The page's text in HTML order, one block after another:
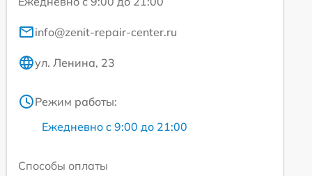
info@zenit-repair-center.ru
ул. Ленина, 23
Режим работы:
Ежедневно с 9:00 до 21:00
Способы оплаты